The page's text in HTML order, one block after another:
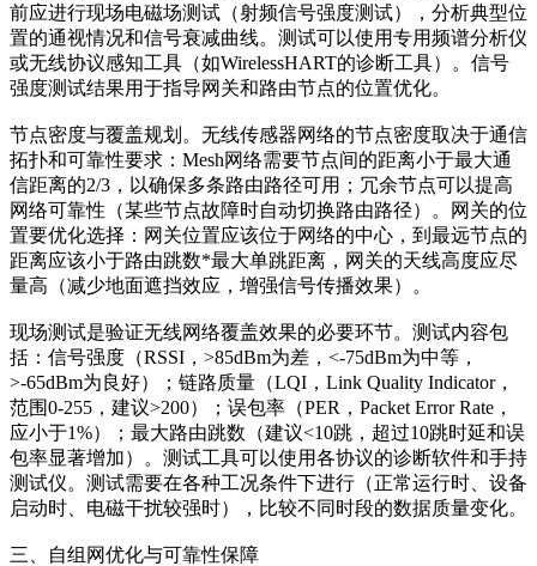
前应进行现场电磁场测试（射频信号强度测试），分析典型位
置的通视情况和信号衰减曲线。测试可以使用专用频谱分析仪
或无线协议感知工具（如WirelessHART的诊断工具）。信号
强度测试结果用于指导网关和路由节点的位置优化。
节点密度与覆盖规划。无线传感器网络的节点密度取决于通信
拓扑和可靠性要求：Mesh网络需要节点间的距离小于最大通
信距离的2/3，以确保多条路由路径可用；冗余节点可以提高
网络可靠性（某些节点故障时自动切换路由路径）。网关的位
置要优化选择：网关位置应该位于网络的中心，到最远节点的
距离应该小于路由跳数*最大单跳距离，网关的天线高度应尽
量高（减少地面遮挡效应，增强信号传播效果）。
现场测试是验证无线网络覆盖效果的必要环节。测试内容包
括：信号强度（RSSI，>85dBm为差，<-75dBm为中等，
>-65dBm为良好）；链路质量（LQI，Link Quality Indicator，
范围0-255，建议>200）；误包率（PER，Packet Error Rate，
应小于1%）；最大路由跳数（建议<10跳，超过10跳时延和误
包率显著增加）。测试工具可以使用各协议的诊断软件和手持
测试仪。测试需要在各种工况条件下进行（正常运行时、设备
启动时、电磁干扰较强时），比较不同时段的数据质量变化。
三、自组网优化与可靠性保障